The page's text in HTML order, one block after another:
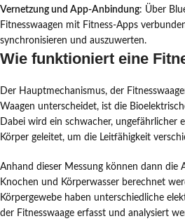
Vernetzung und App-Anbindung: Über
Fitnesswaagen mit Fitness-Apps
synchronisieren und auszuwerten.
Wie funktioniert eine
Der Hauptmechanismus, der
Waagen unterscheidet, ist die
Dabei wird ein schwacher, ungefährlicher
Körper geleitet, um die Leitfähigkeit
Anhand dieser Messung können dann die
Knochen und Körperwasser berechnet
Körpergewebe haben unterschiedliche
der Fitnesswaage erfasst und analysiert